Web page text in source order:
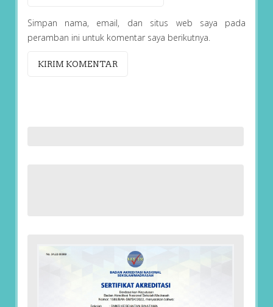
Simpan nama, email, dan situs web saya pada
peramban ini untuk komentar saya berikutnya.